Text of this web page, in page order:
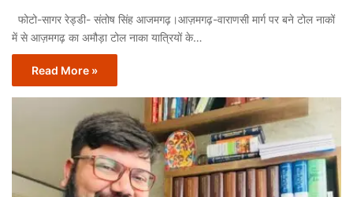
फोटो-सागर रेड्डी- संतोष सिंह आजमगढ़।आज़मगढ़-वाराणसी मार्ग पर बने टोल नाकों
में से आज़मगढ़ का अमौड़ा टोल नाका यात्रियों के…
Read More »